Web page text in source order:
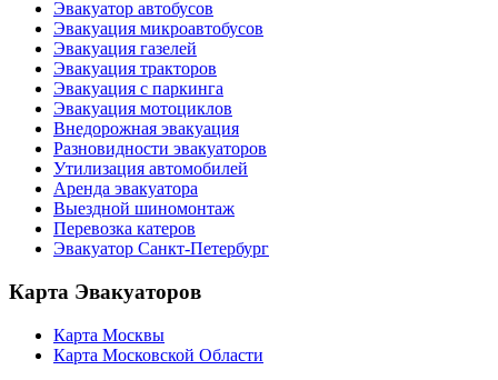
Эвакуатор автобусов
Эвакуация микроавтобусов
Эвакуация газелей
Эвакуация тракторов
Эвакуация с паркинга
Эвакуация мотоциклов
Внедорожная эвакуация
Разновидности эвакуаторов
Утилизация автомобилей
Аренда эвакуатора
Выездной шиномонтаж
Перевозка катеров
Эвакуатор Санкт-Петербург
Карта Эвакуаторов
Карта Москвы
Карта Московской Области